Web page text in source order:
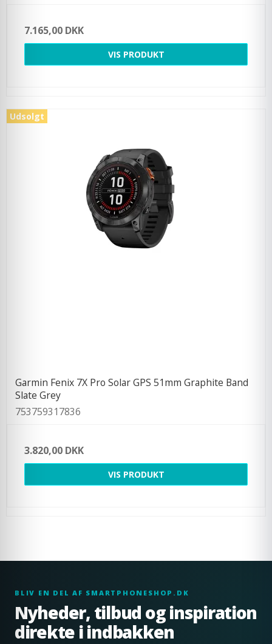
7.165,00 DKK
VIS PRODUKT
Udsolgt
Garmin Fenix 7X Pro Solar GPS 51mm Graphite Band
Slate Grey
753759317836
3.820,00 DKK
VIS PRODUKT
BLIV EN DEL AF SMARTPHONESHOP.DK
Nyheder, tilbud og inspiration
direkte i indbakken